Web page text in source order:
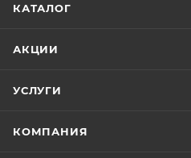
КАТАЛОГ
АКЦИИ
УСЛУГИ
КОМПАНИЯ